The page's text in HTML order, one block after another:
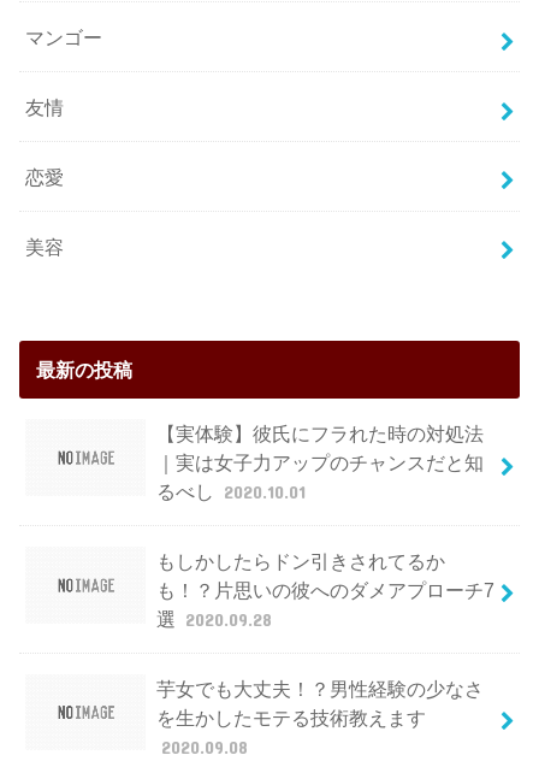
マンゴー
友情
恋愛
美容
最新の投稿
【実体験】彼氏にフラれた時の対処法
｜実は女子力アップのチャンスだと知
るべし
2020.10.01
もしかしたらドン引きされてるか
も！？片思いの彼へのダメアプローチ7
選 2020.09.28
芋女でも大丈夫！？男性経験の少なさ
を生かしたモテる技術教えます
2020.09.08